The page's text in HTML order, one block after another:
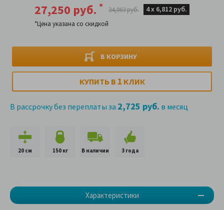
27,250 руб. *
*Цена указана со скидкой
34,063 руб. 4 х 6,812 руб.
В КОРЗИНУ
КУПИТЬ В 1 КЛИК
В рассрочку без переплаты за 2,725 руб. в месяц
20 см 150 кг В наличии 3 года
Характеристики